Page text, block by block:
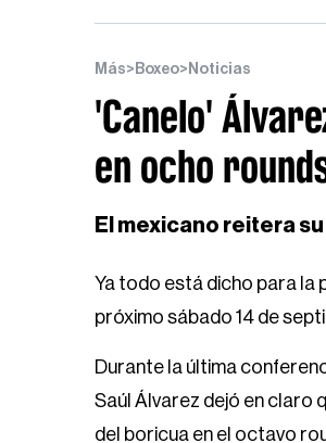
Más> Boxeo> Noticias
'Canelo'
en ocho
El mexicano reitera
Ya todo está dicho para la
próximo sábado 14 de
Durante la última
Saúl Álvarez dejó en claro
del boricua en el octavo